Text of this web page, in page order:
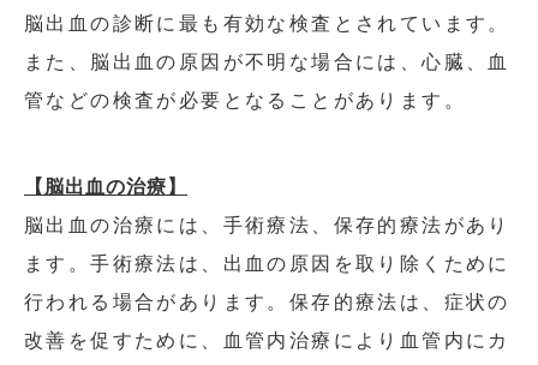
脳出血の診断に最も有効な検査とされています。
また、脳出血の原因が不明な場合には、心臓、血
管などの検査が必要となることがあります。
【脳出血の治療】
脳出血の治療には、手術療法、保存的療法があり
ます。手術療法は、出血の原因を取り除くために
行われる場合があります。保存的療法は、症状の
改善を促すために、血管内治療により血管内にカ